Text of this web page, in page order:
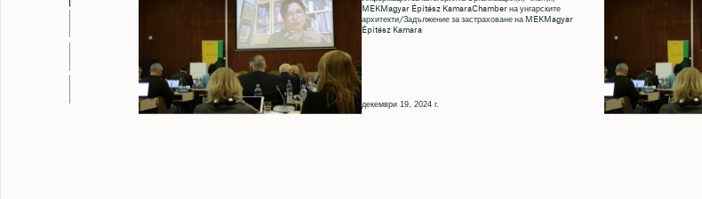
MEKMagyar Építész KamaraChamber на унгарските
архитекти/Задължение за застраховане на MEKMagyar
Építész Kamara
декември 19, 2024 г.